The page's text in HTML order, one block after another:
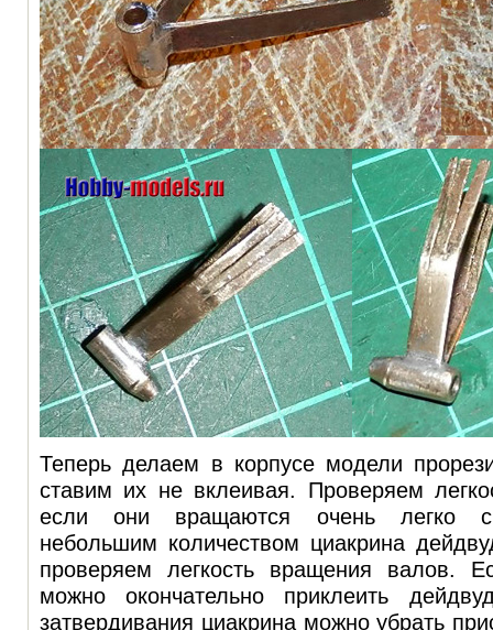
Теперь делаем в корпусе модели
ставим их не вклеивая. Проверяем
если они вращаются очень легко
небольшим количеством циакрина
проверяем легкость вращения валов.
можно окончательно приклеить
затвердивания циакрина можно убрать